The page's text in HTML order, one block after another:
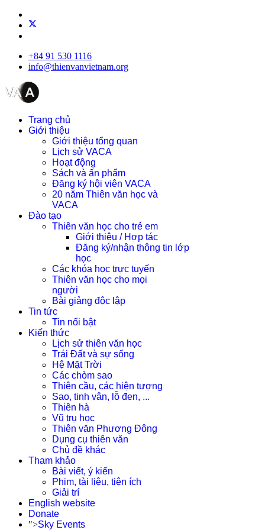
+84 91 530 1116
info@thienvanvietnam.org
Trang chủ
Giới thiệu
Giới thiệu tổng quan
Lịch sử VACA
Hoạt động
Sách và ấn phẩm
Đăng ký hội viên VACA
20 năm Thiên văn học và
VACA
Đào tạo
Thiên văn học cho trẻ em
Giới thiệu / Hợp tác
Đăng ký/nhận thông tin lớp
học
Các khóa học trực tuyến
Thiên văn học cho mọi
người
Bài giảng độc lập
Tin tức
Tin nổi bật
Kiến thức
Lịch sử thiên văn học
Trái Đất và sự sống
Hệ Mặt Trời
Các chòm sao
Thiên cầu, các hiện tượng
Sao, tinh vân, lỗ đen, ...
Thiên hà
Vũ trụ học
Thiên văn Phương Đông
Dụng cụ thiên văn
Chủ đề khác
Tham khảo
Bài viết, ý kiến
Phim, tài liệu, tiện ích
Giải trí
English website
Donate
">Sky Events